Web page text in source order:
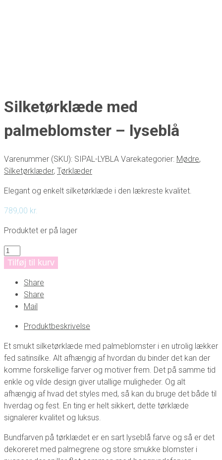
Silketørklæde med
palmeblomster – lyseblå
Varenummer (SKU): SIPAL-LYBLA Varekategorier: Mødre,
Silketørklæder, Tørklæder
Elegant og enkelt silketørklæde i den lækreste kvalitet.
789,00 kr.
Produktet er på lager
Silketørklæde
med
lyseblå
antal
Tilføj til kurv
Share
Share
Mail
Produktbeskrivelse
Et smukt silketørklæde med palmeblomster i en utrolig lækker
fed satinsilke. Alt afhængig af hvordan du binder det kan der
komme forskellige farver og motiver frem. Det på samme tid
enkle og vilde design giver utallige muligheder. Og alt
afhængig af hvad det styles med, så kan du bruge det både til
hverdag og fest. En ting er helt sikkert, dette tørklæde
signalerer kvalitet og luksus.
Bundfarven på tørklædet er en sart lyseblå farve og så er det
dekoreret med palmegrene og store smukke blomster i